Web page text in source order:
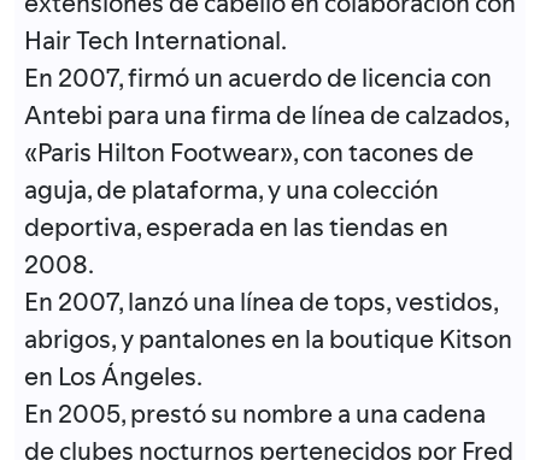
Hair Tech International.
En 2007, firmó un acuerdo de licencia con
Antebi para una firma de línea de calzados,
«Paris Hilton Footwear», con tacones de
aguja, de plataforma, y una colección
deportiva, esperada en las tiendas en
2008.
En 2007, lanzó una línea de tops, vestidos,
abrigos, y pantalones en la boutique Kitson
en Los Ángeles.
En 2005, prestó su nombre a una cadena
de clubes nocturnos pertenecidos por Fred